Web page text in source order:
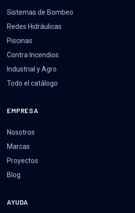
Sistemas de Bombeo
Redes Hidráulicas
Piscinas
Contra Incendios
Industrial y Agro
Todo el catálogo
EMPRESA
Nosotros
Marcas
Proyectos
Blog
AYUDA